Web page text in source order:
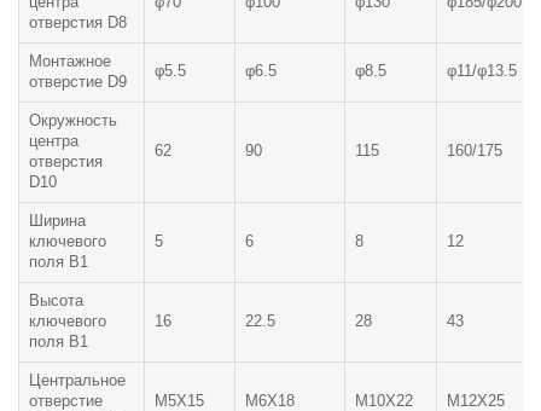
отверстия D8
Монтажное
отверстие D9
φ5.5 φ6.5 φ8.5 φ11/φ13.5
Окружность
центра
отверстия
D10
62 90 115 160/175
Ширина
ключевого
поля В1
5 6 8 12
Высота
ключевого
поля В1
16 22.5 28 43
Центральное
отверстие
M5X15 M6X18 M10X22 M12X25